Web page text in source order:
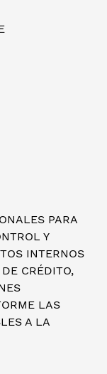
PARA
Y
INTERNOS
CRÉDITO,
LAS
A LA